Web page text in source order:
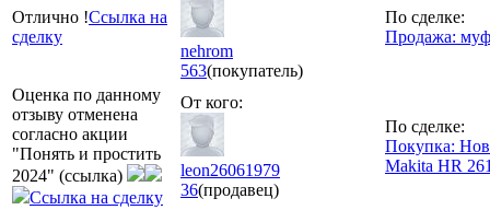
Отлично !Ссылка на
сделку
nehrom
563(покупатель)
По сделке:
Продажа:
Оценка по данному
отзыву отменена
согласно акции
"Понять и простить
2024" (ссылка)
Ссылка на сделку
От кого:
leon26061979
36(продавец)
По сделке:
Покупка:
Makita HR